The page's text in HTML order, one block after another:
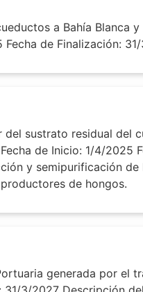
a Bahía Blanca
de Finalización:
sustrato residual del
de Inicio: 1/4/2025
y semipurificación de
de hongos.
generada por el